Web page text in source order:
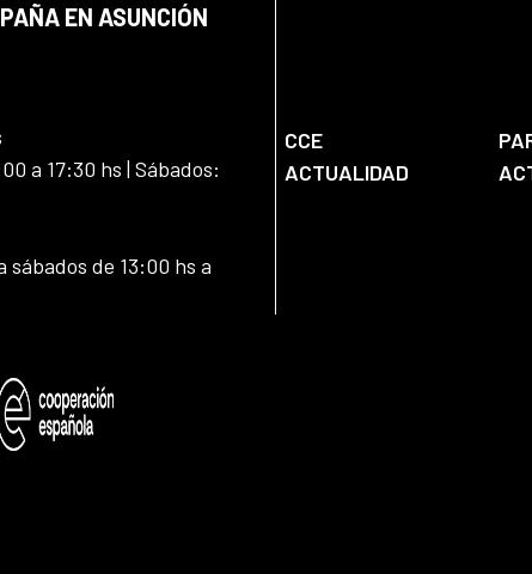
EN ASUNCIÓN
a 17:30 hs | Sábados:
sábados de 13:00 hs a
CCE
ACTUALIDAD